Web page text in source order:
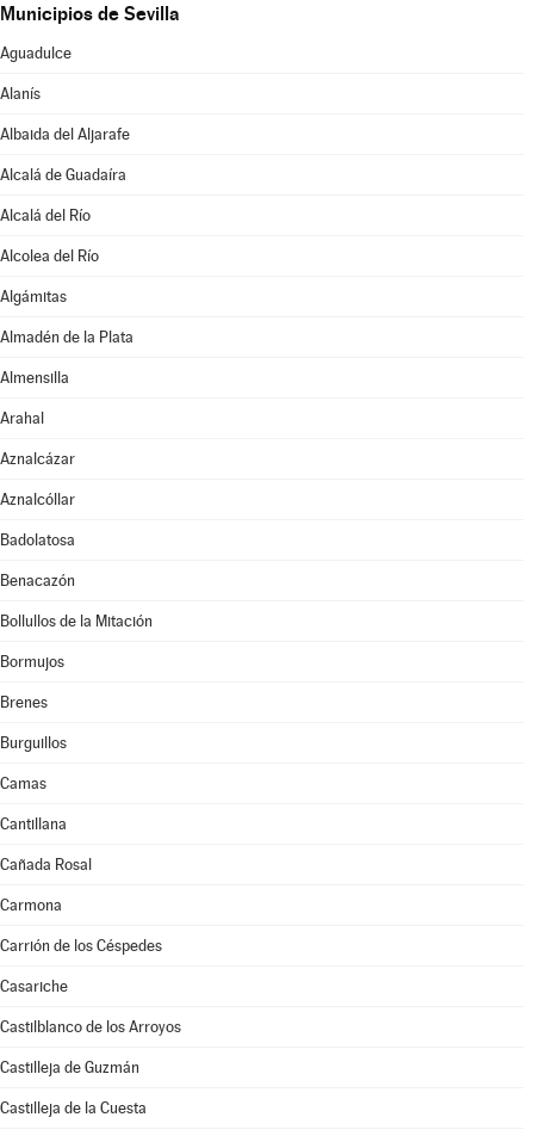
Municipios de Sevilla
Aguadulce
Alanís
Albaida del Aljarafe
Alcalá de Guadaíra
Alcalá del Río
Alcolea del Río
Algámitas
Almadén de la Plata
Almensilla
Arahal
Aznalcázar
Aznalcóllar
Badolatosa
Benacazón
Bollullos de la Mitación
Bormujos
Brenes
Burguillos
Camas
Cantillana
Cañada Rosal
Carmona
Carrión de los Céspedes
Casariche
Castilblanco de los Arroyos
Castilleja de Guzmán
Castilleja de la Cuesta